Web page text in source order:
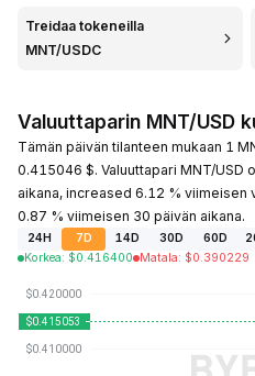
Treidaa tokeneilla
MNT/USDC
Valuuttaparin MNT/USD
Tämän päivän tilanteen mukaan 1
0.415046 $. Valuuttapari MNT/USD
aikana, increased 6.12 % viimeisen
0.87 % viimeisen 30 päivän aikana.
24H 7D 14D 30D 60D
Korkea: $0.416400 Matala: $0.390229